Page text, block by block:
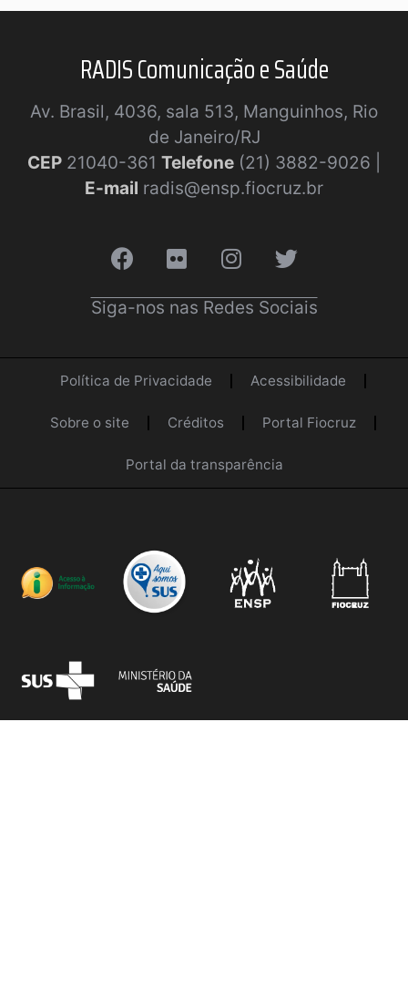
RADIS Comunicação e Saúde
Av. Brasil, 4036, sala 513, Manguinhos, Rio
de Janeiro/RJ
CEP 21040-361 Telefone (21) 3882-9026 |
E-mail radis@ensp.fiocruz.br
Siga-nos nas Redes Sociais
Política de Privacidade Acessibilidade
Sobre o site Créditos Portal Fiocruz
Portal da transparência